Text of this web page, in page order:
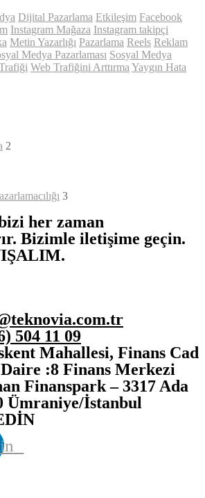
Dijital Pazarlama Etkileşim Facebook
Instagram Mağaza Instagram takipçi
Metin Yazarlığı Pazarlama Reels Reklam
Medya Pazarlaması Sosyal Medya
Web Trafiğini Arttırma Yaygın Hata
2
3
her zaman
Bizimle iletişime geçin.
504 11 09
Mahallesi, Finans Cad
:8 Finans Merkezi
Finanspark – 3317 Ada
Ümraniye/İstanbul